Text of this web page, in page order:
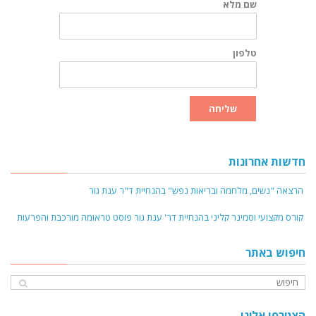
שם מלא
טלפון
שליחה
חדשות אחרונות
הרצאה "נשים, מלחמה ובריאות נפש" בהנחיית ד"ר ענת גור
קורס מקצועי וסמינר קליני בהנחיית דר' ענת גור פוסט טראומה מורכבת והפרעות
קורס מקצועי והדרכה קלינית - טיפול בהפרעות אכילה על רקע פגיעות מיניות
חיפוש באתר